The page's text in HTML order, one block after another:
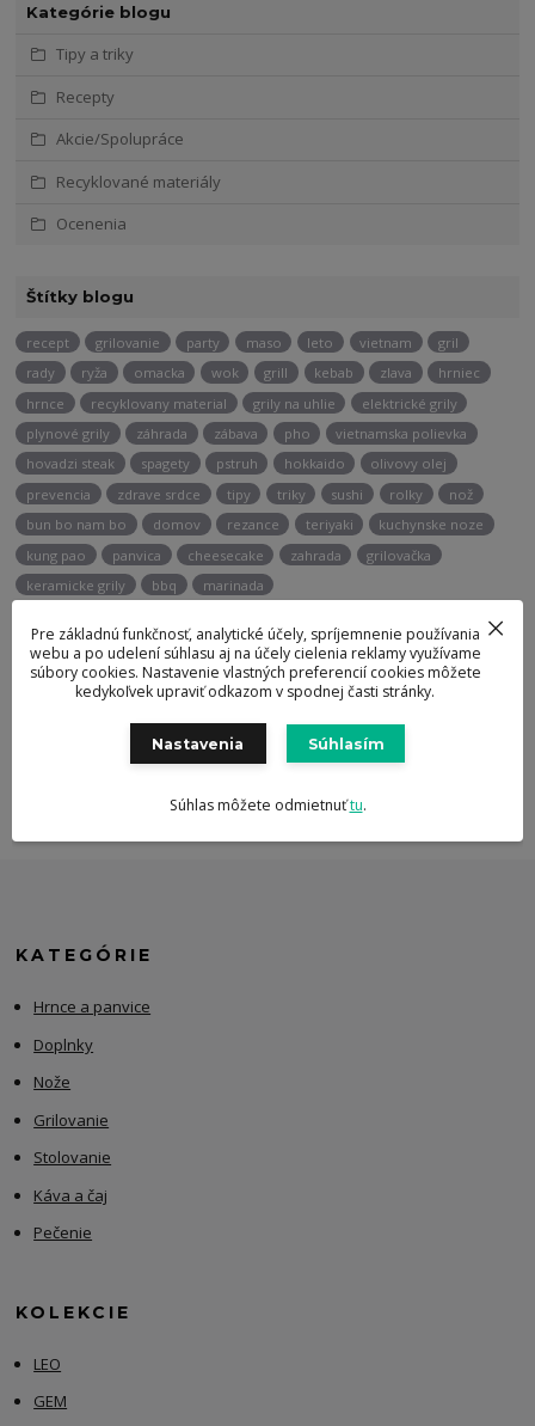
Kategórie blogu
Tipy a triky
Recepty
Akcie/Spolupráce
Recyklované materiály
Ocenenia
Štítky blogu
recept grilovanie party maso leto vietnam
gril
rady
ryža omacka wok grill kebab zlava
hrniec
hrnce
recyklovany material grily na uhlie
elektrické grily
plynové grily
záhrada zábava pho
vietnamska polievka
hovadzi steak
spagety pstruh hokkaido
olivovy olej
prevencia
zdrave srdce tipy triky sushi rolky
nož
bun bo nam bo
domov rezance teriyaki
kuchynske noze
kung pao
panvica cheesecake zahrada
grilovačka
keramicke grily
bbq marinada
Potrebujete poradiť?
+421 947 905 135
info@berghoff.sk
KATEGÓRIE
Hrnce a panvice
Doplnky
Nože
Grilovanie
Stolovanie
Káva a čaj
Pečenie
KOLEKCIE
LEO
GEM
Pre základnú funkčnosť, analytické účely, spríjemnenie používania
webu a po udelení súhlasu aj na účely cielenia reklamy využívame
súbory cookies. Nastavenie vlastných preferencií cookies môžete
kedykoľvek upraviť odkazom v spodnej časti stránky.
Nastavenia Súhlasím
Súhlas môžete odmietnuťtu.